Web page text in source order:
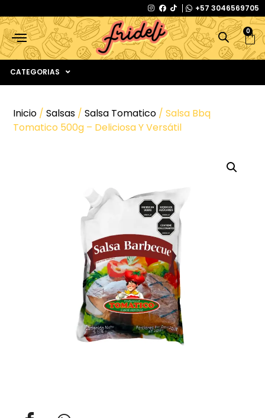
+57 3046569705
0
CATEGORIAS
Inicio /Salsas /Salsa Tomatico / Salsa Bbq
Tomatico 500g – Deliciosa Y Versátil